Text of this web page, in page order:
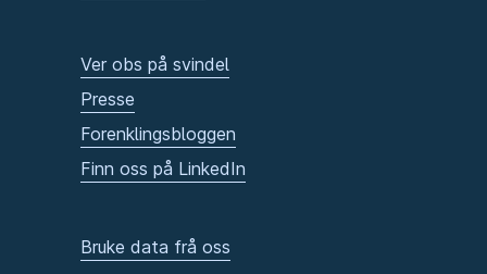
Ver obs på svindel
Presse
Forenklingsbloggen
Finn oss på LinkedIn
Bruke data frå oss